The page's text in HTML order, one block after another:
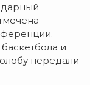
и
передали